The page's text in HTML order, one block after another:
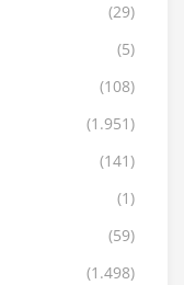
(29)
(5)
(108)
(1.951)
(141)
(1)
(59)
(1.498)